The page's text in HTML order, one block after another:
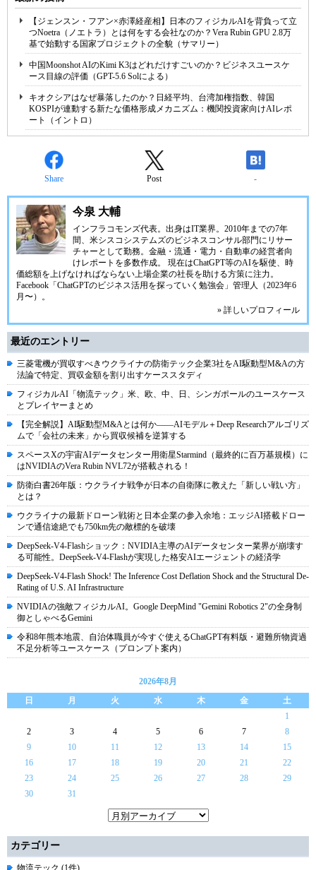
【ジェンスン・フアン×赤澤経産相】日本のフィジカルAIを背負って立
つNoetra（ノエトラ）とは何をする会社なのか？Vera Rubin GPU 2.8万
基で始動する国家プロジェクトの全貌（サマリー）
中国Moonshot AIのKimi K3はどれだけすごいのか？ビジネスユースケ
ース目線の評価（GPT-5.6 Solによる）
キオクシアはなぜ暴落したのか？日経平均、台湾加権指数、韓国
KOSPIが連動する新たな価格形成メカニズム：機関投資家向けAIレポ
ート（イントロ）
Share Post -
今泉 大輔
インフラコモンズ代表。出身はIT業界。2010年までの7年
間、米シスコシステムズのビジネスコンサル部門にリサー
チャーとして勤務。金融・流通・電力・自動車の経営者向
けレポートを多数作成。 現在はChatGPT等のAIを駆使、時
価総額を上げなければならない上場企業の社長を助ける方策に注力。
Facebook「ChatGPTのビジネス活用を探っていく勉強会」管理人（2023年6
月〜）。
» 詳しいプロフィール
最近のエントリー
三菱電機が買収すべきウクライナの防衛テック企業3社をAI駆動型M&Aの方
法論で特定、買収金額を割り出すケーススタディ
フィジカルAI「物流テック」米、欧、中、日、シンガポールのユースケース
とプレイヤーまとめ
【完全解説】AI駆動型M&Aとは何か――AIモデル＋Deep Researchアルゴリズ
ムで「会社の未来」から買収候補を逆算する
スペースXの宇宙AIデータセンター用衛星Starmind（最終的に百万基規模）に
はNVIDIAのVera Rubin NVL72が搭載される！
防衛白書26年版：ウクライナ戦争が日本の自衛隊に教えた「新しい戦い方」
とは？
ウクライナの最新ドローン戦術と日本企業の参入余地：エッジAI搭載ドロー
ンで通信途絶でも750km先の敵標的を破壊
DeepSeek-V4-Flashショック：NVIDIA主導のAIデータセンター業界が崩壊す
る可能性。DeepSeek-V4-Flashが実現した格安AIエージェントの経済学
DeepSeek-V4-Flash Shock! The Inference Cost Deflation Shock and the Structural De-
Rating of U.S. AI Infrastructure
NVIDIAの強敵フィジカルAI。Google DeepMind "Gemini Robotics 2"の全身制
御としゃべるGemini
令和8年熊本地震、自治体職員が今すぐ使えるChatGPT有料版・避難所物資過
不足分析等ユースケース（プロンプト案内）
2026年8月
日
月 火 水 木 金
土
1
2
3 4 5 6 7
8
9
10 11 12 13 14
15
16
17 18 19 20 21
22
23
24 25 26 27 28
29
30
31
カテゴリー
物流テック (1件)